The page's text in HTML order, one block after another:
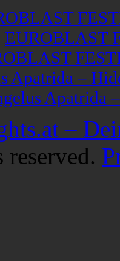
EUROBLAST
Apatrida –
Apatrida
–